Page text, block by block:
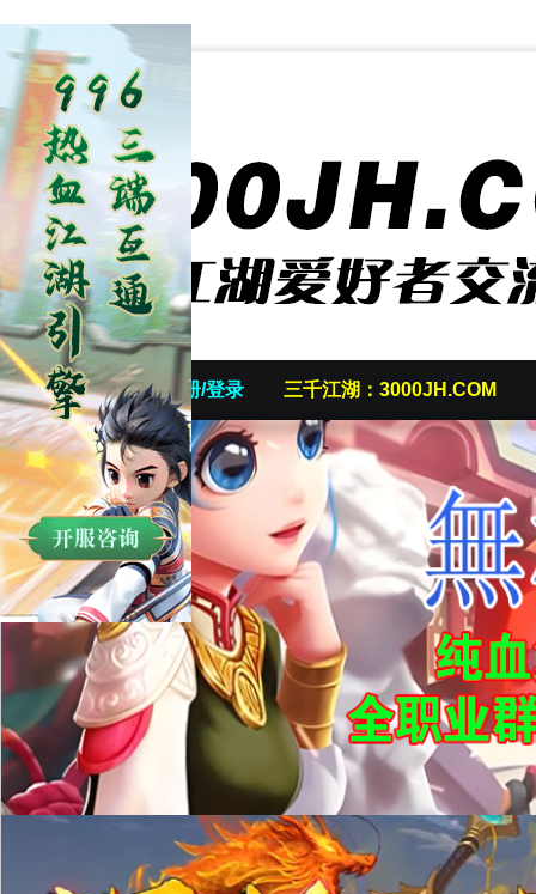
首页 发帖/注册/登录 三千江湖：3000JH.COM